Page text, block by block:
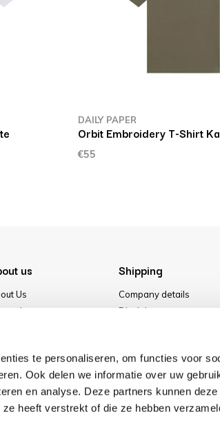
te personaliseren, om functies voor
Ook delen we informatie over uw
en analyse. Deze partners kunnen deze
heeft verstrekt of die ze hebben
DAILY PAPER
Orbit Embroidery T-Shirt
€55
us
Us
store
Shipping
Company details
Disclaimer
Cookies